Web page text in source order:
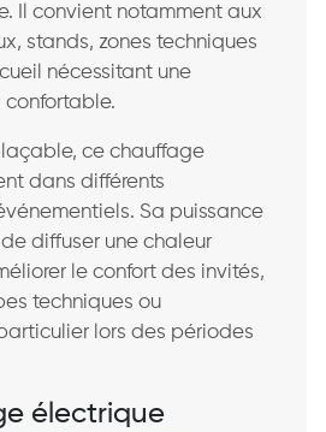
Il convient notamment aux
stands, zones techniques
nécessitant une
confortable.
ce chauffage
dans différents
Sa puissance
diffuser une chaleur
le confort des invités,
techniques ou
lors des périodes
électrique